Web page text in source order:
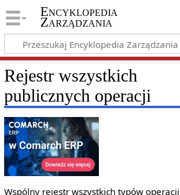
Encyklopedia
Zarządzania
Rejestr wszystkich
publicznych operacji
Wspólny rejestr wszystkich typów